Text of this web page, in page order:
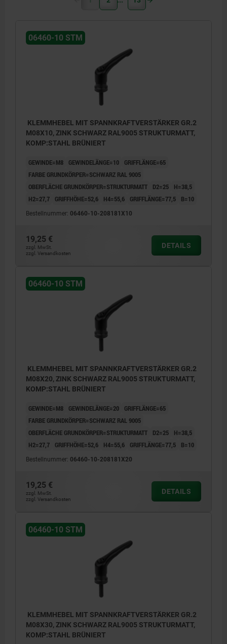
1) Kegelkuppe DIN EN ISO 4753
06460-10 STM
KLEMMHEBEL MIT SPANNKRAFTVERSTÄRKER GR.2
M08X10, ZINK SCHWARZ RAL9005 STRUKTURMATT,
KOMP:STAHL BRÜNIERT
GEWINDE=M8 GEWINDELÄNGE=10
GRIFFLÄNGE=65
FARBE GRUNDKÖRPER=SCHWARZ RAL 9005
OBERFLÄCHE GRUNDKÖRPER=STRUKTURMATT
D2=25
H=38,5
H2=27,7
GRIFFHÖHE=52,6 H4=55,6 GRIFFLÄNGE=77,5 B=10
Bestellnummer: 06460-10-208181X10
19,25 €
zzgl. MwSt.
zzgl. Versandkosten
DETAILS
06460-10 STM
KLEMMHEBEL MIT SPANNKRAFTVERSTÄRKER GR.2
M08X20, ZINK SCHWARZ RAL9005 STRUKTURMATT,
KOMP:STAHL BRÜNIERT
GEWINDE=M8 GEWINDELÄNGE=20
GRIFFLÄNGE=65
FARBE GRUNDKÖRPER=SCHWARZ RAL 9005
OBERFLÄCHE GRUNDKÖRPER=STRUKTURMATT
D2=25
H=38,5
H2=27,7
GRIFFHÖHE=52,6 H4=55,6 GRIFFLÄNGE=77,5 B=10
Bestellnummer: 06460-10-208181X20
19,25 €
zzgl. MwSt.
zzgl. Versandkosten
DETAILS
06460-10 STM
KLEMMHEBEL MIT SPANNKRAFTVERSTÄRKER GR.2
M08X30, ZINK SCHWARZ RAL9005 STRUKTURMATT,
KOMP:STAHL BRÜNIERT